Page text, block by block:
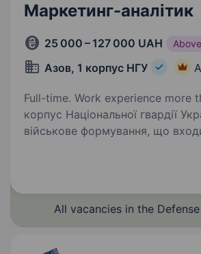
Маркетинг-аналітик
25 000 – 127 000 UAH
Азов, 1 корпус НГУ
Full-time. Work experience more than
корпус Національної гвардії
військове формування, що
All vacancies in the Defense